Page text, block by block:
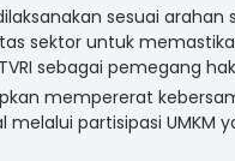
sesuai
sektor untuk
sebagai pemegang
mempererat
melalui partisipasi UMKM